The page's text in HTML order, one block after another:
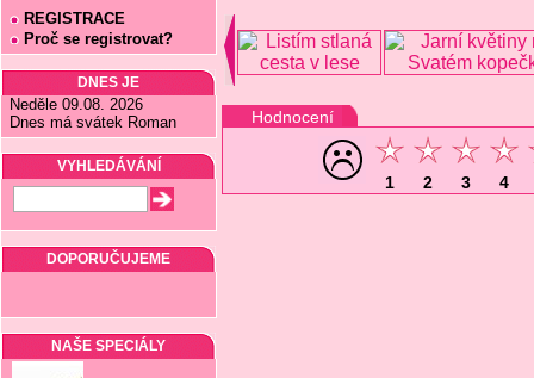
REGISTRACE
Proč se registrovat?
DNES JE
Neděle 09.08. 2026
Dnes má svátek Roman
VYHLEDÁVÁNÍ
DOPORUČUJEME
NAŠE SPECIÁLY
Hodnocení
1 2 3 4